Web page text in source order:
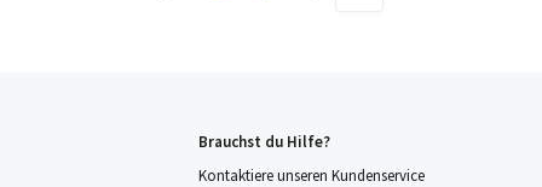
Brauchst du Hilfe?
Kontaktiere unseren Kundenservice